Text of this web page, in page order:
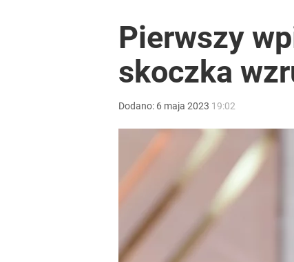
Pierwszy
skoczka
Dodano: 6 maja 2023 19:02